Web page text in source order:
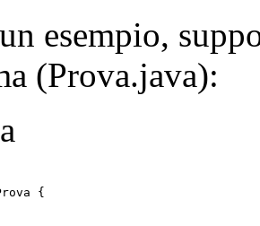
esempio,
(Prova.java):
{